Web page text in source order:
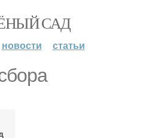
САД
новости статьи